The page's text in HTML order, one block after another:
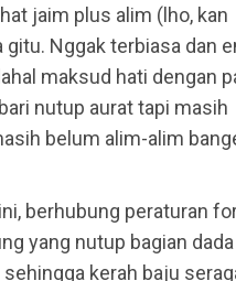
jaim plus alim (lho, kan
gitu. Nggak terbiasa dan
maksud hati dengan
nutup aurat tapi masih
belum alim-alim
berhubung peraturan
yang nutup bagian dada
kerah baju